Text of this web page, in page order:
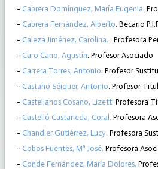
- Cabrera Domínguez, María Eugenia.
- Cabrera Fernández, Alberto. Becario
- Caleza Jiménez, Carolina. Profesora
- Caro Cano, Agustín. Profesor Asociado
- Carrera Torres, Antonio. Profesor
- Castaño Séiquer, Antonio. Profesor
- Castellanos Cosano, Lizett. Profesora
- Castelló Castañeda, Coral. Profesora
- Chandler Gutiérrez, Lucy. Profesora
- Cobos Fuentes, Mª José. Profesora
- Conde Fernández, María Dolores.